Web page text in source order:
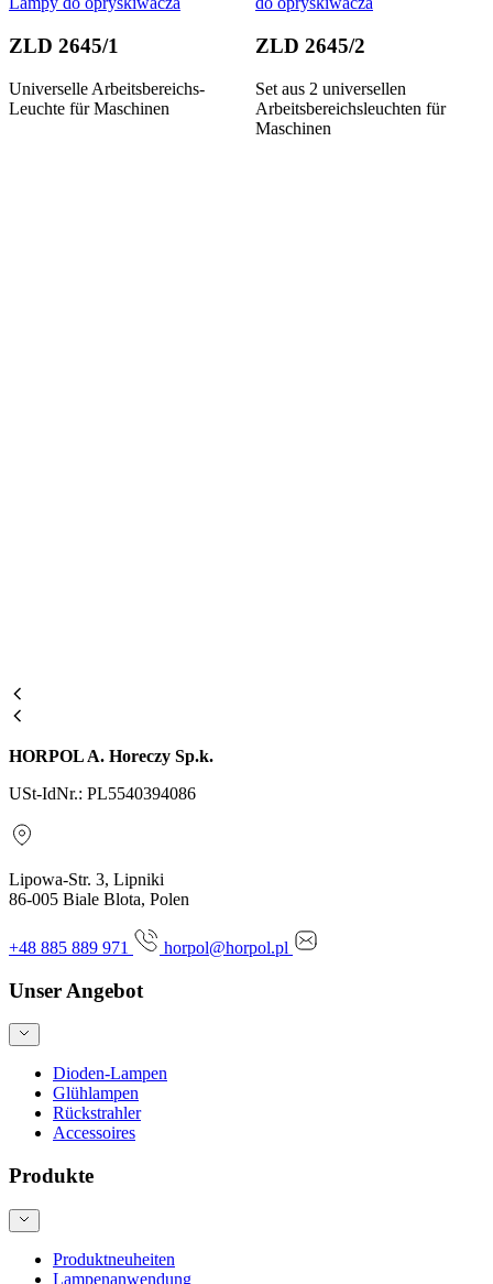
ZLD 2645/1
Universelle Arbeitsbereichs-
Leuchte für Maschinen
ZLD 2645/2
Set aus 2 universellen
Arbeitsbereichsleuchten für
Maschinen
HORPOL A. Horeczy Sp.k.
USt-IdNr.: PL5540394086
Lipowa-Str. 3, Lipniki
86-005 Biale Blota, Polen
+48 885 889 971 horpol@horpol.pl
Unser Angebot
Dioden-Lampen
Glühlampen
Rückstrahler
Accessoires
Produkte
Produktneuheiten
Lampenanwendung